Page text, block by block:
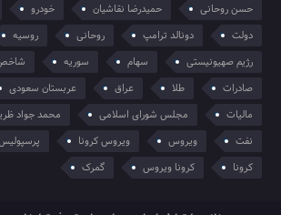
حسن روحانی
حمیدرضا نقاشیان خودرو
دولت
دونالد ترامپ روحانی
روسیه
رژیم صهیونیستی
سهام سوریه
صادرات
طلا عراق عربستان سعودی
مالیات
مجلس شورای اسلامی محمد جواد
نفت
ویروس ویروس کرونا
کرونا
کرونا ویروس گمرک